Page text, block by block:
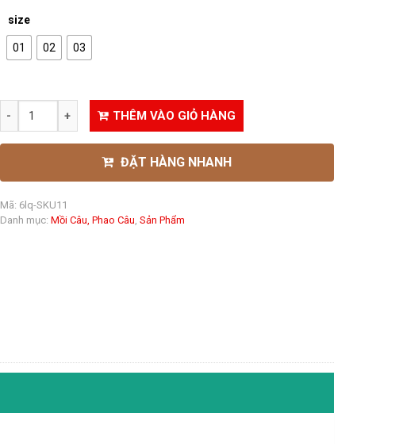
size
01 02 03
THÊM VÀO GIỎ HÀNG
ĐẶT HÀNG NHANH
Mã: 6lq-SKU11
Danh mục: Mồi Câu, Phao Câu, Sản Phẩm